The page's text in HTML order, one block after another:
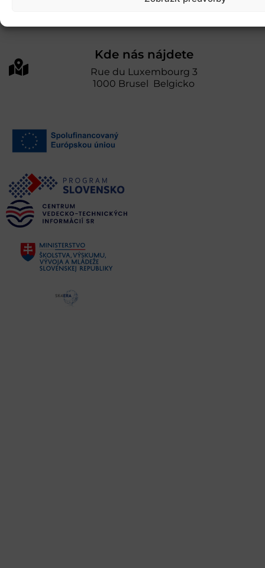
Kde nás nájdete
Rue du Luxembourg 3
1000 Brusel Belgicko